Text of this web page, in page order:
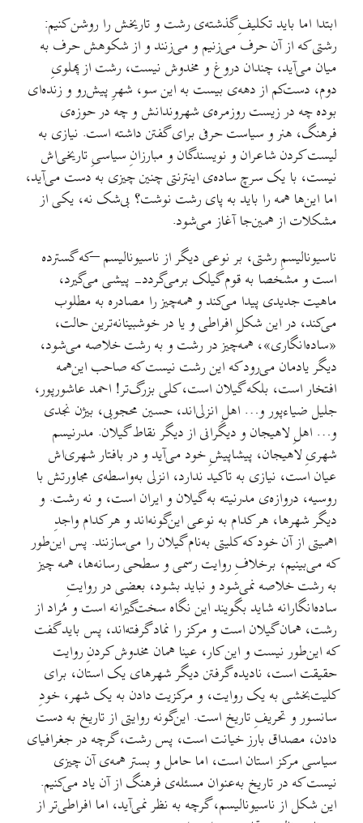
ابتدا اما باید تکلیفِ گذشته‌ی رشت و تاریخش را روشن کنیم:
رشتی که از آن حرف می‌زنیم و می‌زنند و از شکوهش حرف به
میان می‌آید، چندان دروغ و مخدوش نیست، رشت از پهلویِ
دوم، دست‌کم از دهه‌ی بیست به این سو، شهرِ پیش‌رو و زنده‌ای
بوده چه در زیست روزمره‌ی شهروندانش و چه در حوزه‌ی
فرهنگ، هنر و سیاست حرفی برای گفتن داشته است. نیازی به
لیست کردن شاعران و نویسندگان و مبارزانِ سیاسیِ تاریخی‌اش
نیست، با یک سرچ ساده‌ی اینترنتی چنین چیزی به دست می‌آید،
اما این‌ها همه را باید به پای رشت نوشت؟ بی‌شک نه، یکی از
مشکلات از همین‌جا آغاز می‌شود.
ناسیونالیسمِ رشتی، بر نوعی دیگر از ناسیونالیسم –که گسترده
است و مشخصا به قوم گیلک برمی‌گردد- پیشی می‌گیرد،
ماهیت جدیدی پیدا می‌کند و همه‌چیز را مصادره به مطلوب
می‌کند، در این شکلِ افراطی و یا در خوشبینانه‌ترین حالت،
«ساده‌انگاری»، همه‌چیز در رشت و به رشت خلاصه می‌شود،
دیگر یادمان می‌رود که این رشت نیست که صاحب این‌همه
افتخار است، بلکه گیلان است، کلی بزرگ‌تر! احمد عاشورپور،
جلیل ضیاء‌پور و… اهلِ انزلی‌اند، حسین محجوبی، بیژن نجدی
و… اهلِ لاهیجان و دیگرانی از دیگر نقاط گیلان. مدرنیسم
شهریِ لاهیجان، پیشاپیشِ خود می‌آید و در بافتار شهری‌اش
عیان است، نیازی به تاکید ندارد، انزلی به‌واسطه‌ی مجاورتش با
روسیه، دروازه‌ی مدرنیته به گیلان و ایران است، و نه رشت. و
دیگر شهرها، هر کدام به نوعی این‌گونه‌اند و هر کدام واجدِ
اهمیتی از آن خود که کلیتی به‌نام گیلان را می‌سازنند. پس این‌طور
که می‌بینیم، برخلافِ روایت رسمی و سطحی رسانه‌ها، همه چیز
به رشت خلاصه نمی‌شود و نباید بشود، بعضی در روایتِ
ساده‌انگارانه شاید بگویند این نگاه سخت‌گیرانه است و مُراد از
رشت، همان گیلان است و مرکز را نماد گرفته‌اند، پس باید گفت
که این‌طور نیست و این کار، عینا همان مخدوش کردنِ روایت
حقیقت است، نادیده گرفتن دیگر شهرهای یک استان، برای
کلیت‌بخشی به یک روایت، و مرکزیت دادن به یک شهر، خودِ
سانسور و تحریفِ تاریخ است. این‌گونه روایتی از تاریخ به دست
دادن، مصداق بارز خیانت است، پس رشت، گرچه در جغرافیای
سیاسی مرکز استان است، اما حامل و بستر همه‌ی آن چیزی
نیست که در تاریخ به‌عنوان مسئله‌ی فرهنگ از آن یاد می‌کنیم.
این شکل از ناسیونالیسم، گرچه به نظر نمی‌آید، اما افراطی‌تر از